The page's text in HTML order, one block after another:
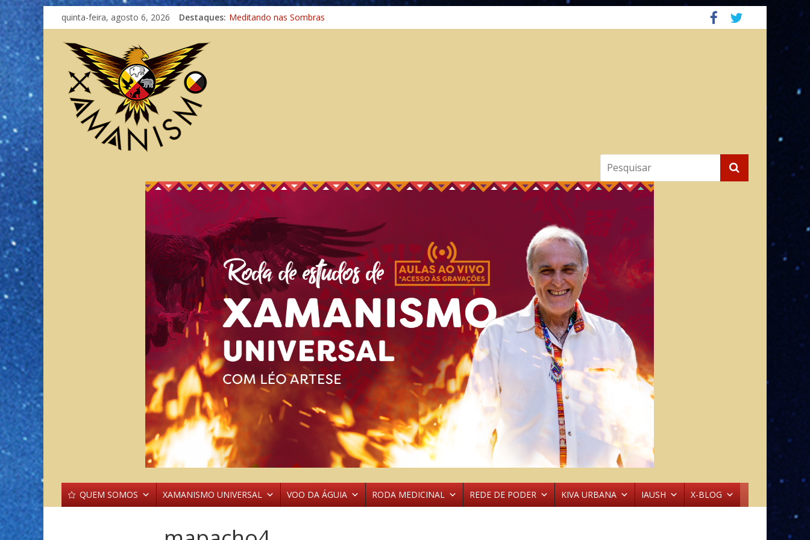
quinta-feira, agosto 6, 2026 Destaques: Meditando nas Sombras
Autosuficiência: A Jornada do Espírito Ancestral
QUEM SOMOS XAMANISMO UNIVERSAL VOO DA ÁGUIA RODA MEDICINAL REDE DE PODER KIVA URBANA IAUSH X-BLOG